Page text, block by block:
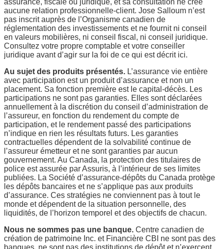
aucune relation professionnelle-client. Jose Salloum n’est
pas inscrit auprès de l’Organisme canadien de
réglementation des investissements et ne fournit ni conseil
en valeurs mobilières, ni conseil fiscal, ni conseil juridique.
Consultez votre propre comptable et votre conseiller
juridique avant d’agir sur la foi de ce qui est décrit ici.
Au sujet des produits présentés. L’assurance vie entière
avec participation est un produit d’assurance et non un
placement. Sa fonction première est le capital-décès. Les
participations ne sont pas garanties. Elles sont déclarées
annuellement à la discrétion du conseil d’administration de
l’assureur, en fonction du rendement du compte de
participation, et le rendement passé des participations
n’indique en rien les résultats futurs. Les garanties
contractuelles dépendent de la solvabilité continue de
l’assureur émetteur et ne sont garanties par aucun
gouvernement. Au Canada, la protection des titulaires de
police est assurée par Assuris, à l’intérieur de ses limites
publiées. La Société d’assurance-dépôts du Canada protège
les dépôts bancaires et ne s’applique pas aux produits
d’assurance. Ces stratégies ne conviennent pas à tout le
monde et dépendent de la situation personnelle, des
liquidités, de l’horizon temporel et des objectifs de chacun.
Nous ne sommes pas une banque. Centre canadien de
création de patrimoine Inc. et Financière CBI ne sont pas des
banques, ne sont pas des institutions de dépôt et n’exercent